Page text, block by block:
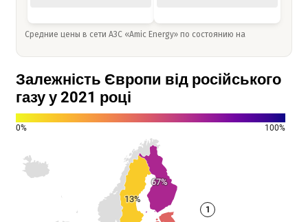
Средние цены в сети АЗС «Amic Energy» по состоянию на